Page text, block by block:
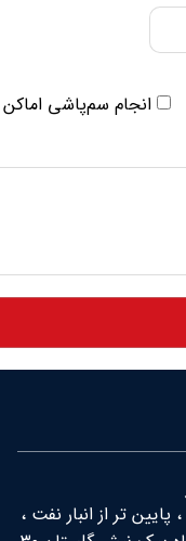
انجام سم‌پاشی اماکن
پایین تر از انبار نفت ،